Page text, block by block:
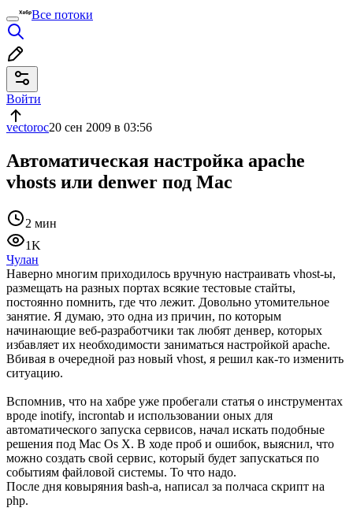
Все потоки
Войти
vectoroc20 сен 2009 в 03:56
Автоматическая настройка apache
vhosts или denwer под Mac
2 мин
1K
Чулан
Наверно многим приходилось вручную настраивать vhost-ы,
размещать на разных портах всякие тестовые стайты,
постоянно помнить, где что лежит. Довольно утомительное
занятие. Я думаю, это одна из причин, по которым
начинающие веб-разработчики так любят денвер, которых
избавляет их необходимости заниматься настройкой apache.
Вбивая в очередной раз новый vhost, я решил как-то изменить
ситуацию.
Вспомнив, что на хабре уже пробегали статья о инструментах
вроде inotify, incrontab и использовании оных для
автоматического запуска сервисов, начал искать подобные
решения под Mac Os X. В ходе проб и ошибок, выяснил, что
можно создать свой сервис, который будет запускаться по
событиям файловой системы. То что надо.
После дня ковыряния bash-а, написал за полчаса скрипт на
php.